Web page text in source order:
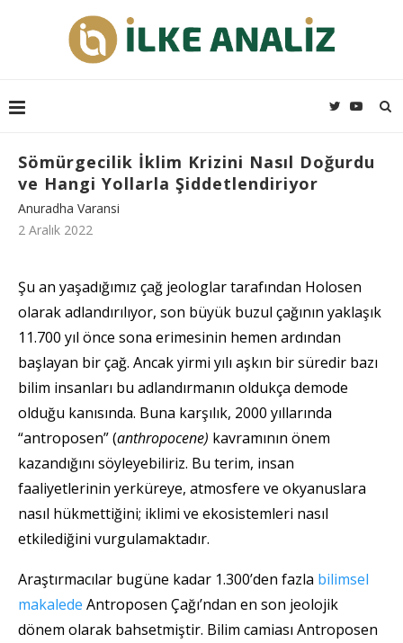
Sömürgecilik İklim Krizini Nasıl Doğurdu
ve Hangi Yollarla Şiddetlendiriyor
Anuradha Varansi
2 Aralık 2022
Şu an yaşadığımız çağ jeologlar tarafından Holosen
olarak adlandırılıyor, son büyük buzul çağının yaklaşık
11.700 yıl önce sona erimesinin hemen ardından
başlayan bir çağ. Ancak yirmi yılı aşkın bir süredir bazı
bilim insanları bu adlandırmanın oldukça demode
olduğu kanısında. Buna karşılık, 2000 yıllarında
“antroposen” (anthropocene) kavramının önem
kazandığını söyleyebiliriz. Bu terim, insan
faaliyetlerinin yerküreye, atmosfere ve okyanuslara
nasıl hükmettiğini; iklimi ve ekosistemleri nasıl
etkilediğini vurgulamaktadır.
Araştırmacılar bugüne kadar 1.300’den fazla bilimsel
makalede Antroposen Çağı’ndan en son jeolojik
dönem olarak bahsetmiştir. Bilim camiası Antroposen